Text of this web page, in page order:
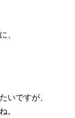
、
いですが、
。